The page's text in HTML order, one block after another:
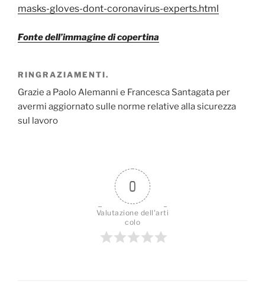
masks-gloves-dont-coronavirus-experts.html
Fonte dell’immagine di copertina
RINGRAZIAMENTI.
Grazie a Paolo Alemanni e Francesca Santagata per
avermi aggiornato sulle norme relative alla sicurezza
sul lavoro
0
Valutazione dell'arti
colo